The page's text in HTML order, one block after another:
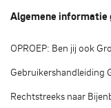
Algemene informatie
OPROEP: Ben jij ook
Gebruikershandleiding
Rechtstreeks naar